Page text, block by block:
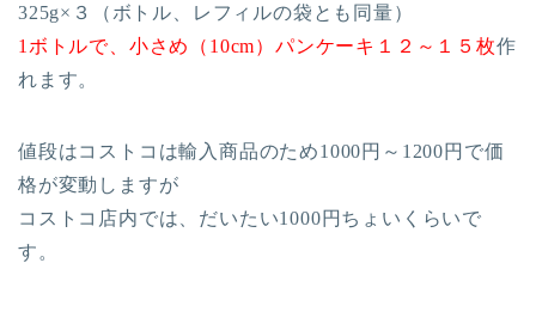
325g×３（ボトル、レフィルの袋とも同量）
1ボトルで、小さめ（10cm）パンケーキ１２～１５枚作
れます。
値段はコストコは輸入商品のため1000円～1200円で価
格が変動しますが
コストコ店内では、だいたい1000円ちょいくらいで
す。